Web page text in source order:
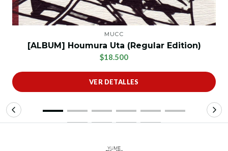
MUCC
[ALBUM] Houmura Uta (Regular Edition)
$18.500
VER DETALLES